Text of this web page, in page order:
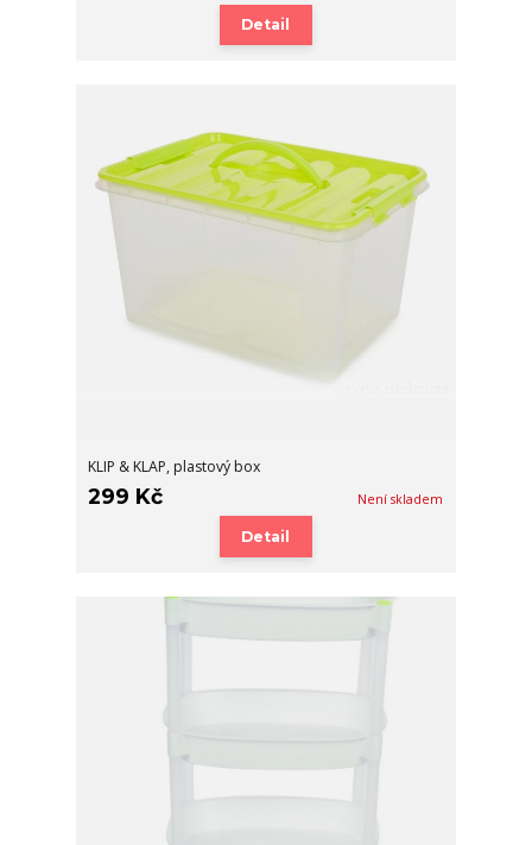
Detail
KLIP & KLAP, plastový box
299 Kč Není skladem
Detail